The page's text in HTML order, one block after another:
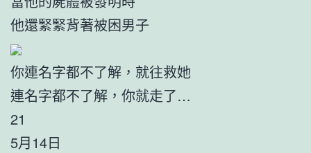
他還緊緊背著被困男子
你連名字都不了解，就往救她
連名字都不了解，你就走了…
21
5月14日